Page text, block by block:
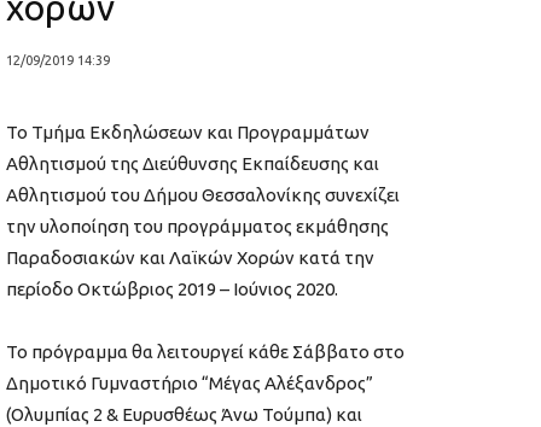
12/09/2019 14:39
Το Τμήμα Εκδηλώσεων και Προγραμμάτων
Αθλητισμού της Διεύθυνσης Εκπαίδευσης και
Αθλητισμού του Δήμου Θεσσαλονίκης συνεχίζει
την υλοποίηση του προγράμματος εκμάθησης
Παραδοσιακών και Λαϊκών Χορών κατά την
περίοδο Οκτώβριος 2019 – Ιούνιος 2020.
Το πρόγραμμα θα λειτουργεί κάθε Σάββατο στο
Δημοτικό Γυμναστήριο “Μέγας Αλέξανδρος”
(Ολυμπίας 2 & Ευρυσθέως Άνω Τούμπα) και